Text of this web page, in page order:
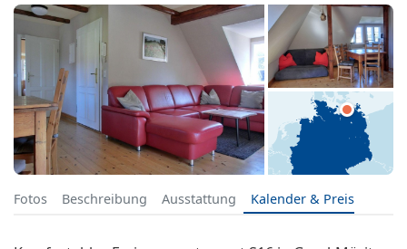
Fotos Beschreibung Ausstattung Kalender & Preis